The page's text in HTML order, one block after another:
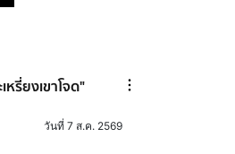
รี่ยงเขาโจด"
วันที่ 7 ส.ค. 2569